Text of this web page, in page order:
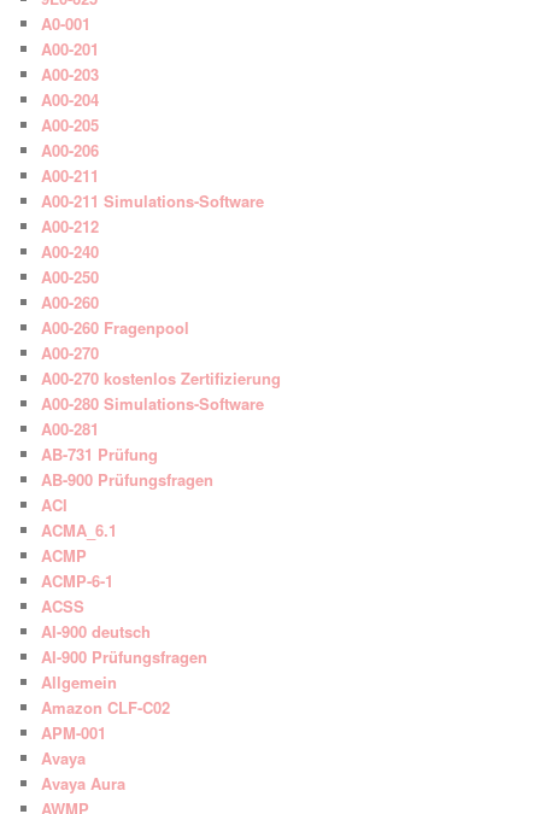
A0-001
A00-201
A00-203
A00-204
A00-205
A00-206
A00-211
A00-211 Simulations-Software
A00-212
A00-240
A00-250
A00-260
A00-260 Fragenpool
A00-270
A00-270 kostenlos Zertifizierung
A00-280 Simulations-Software
A00-281
AB-731 Prüfung
AB-900 Prüfungsfragen
ACI
ACMA_6.1
ACMP
ACMP-6-1
ACSS
AI-900 deutsch
AI-900 Prüfungsfragen
Allgemein
Amazon CLF-C02
APM-001
Avaya
Avaya Aura
AWMP